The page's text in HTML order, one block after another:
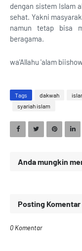
dengan sistem Islam
sehat. Yakni
namun tetap bisa
beragama.
wa'Allahu 'alam
Tags dakwah
syariah islam
Anda mungkin
Posting Komentar
0 Komentar